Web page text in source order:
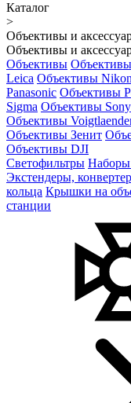
Каталог
>
Объективы и
Объективы и
Объективы
Leica Объективы Nikon
Panasonic Объективы
Sigma Объективы Sony
Объективы
Объективы Зенит
Объективы DJI
Светофильтры Наборы
Экстендеры,
кольца Крышки на
станции